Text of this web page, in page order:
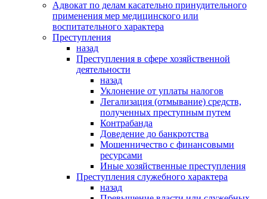
Адвокат по делам касательно принудительного
применения мер медицинского или
воспитательного характера
Преступления
назад
Преступления в сфере хозяйственной
деятельности
назад
Уклонение от уплаты налогов
Легализация (отмывание) средств,
полученных преступным путем
Контрабанда
Доведение до банкротства
Мошенничество с финансовыми
ресурсами
Иные хозяйственные преступления
Преступления служебного характера
назад